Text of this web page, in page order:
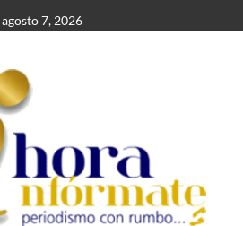
agosto 7, 2026